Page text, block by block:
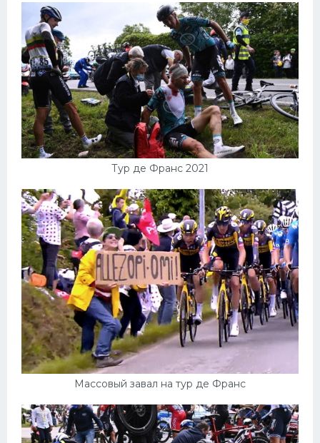
Тур де Франс 2021
Массовый завал на тур де Франс